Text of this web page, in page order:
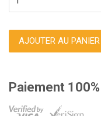
AJOUTER AU PANIER
Paiement